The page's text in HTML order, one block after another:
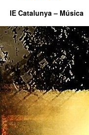
IE Catalunya – Música